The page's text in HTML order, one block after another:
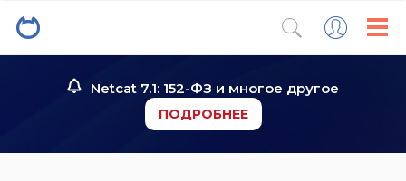
Netcat 7.1: 152-ФЗ и многое другое
ПОДРОБНЕЕ